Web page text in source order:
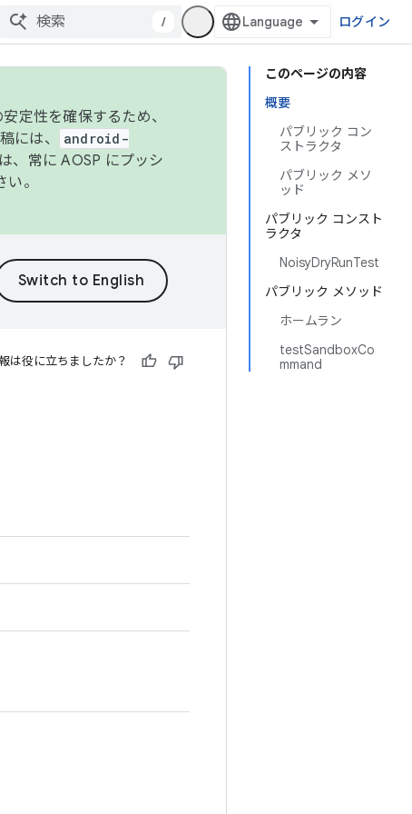
/ ログイン
このページの内容
概要
パブリック コン
ストラクタ
パブリック メソ
ッド
パブリック コンスト
ラクタ
NoisyDryRunTest
パブリック メソッド
ホームラン
testSandboxCo
mmand
定性を確保するため、
には、
android-
、常に AOSP にプッシ
。
は役に立ちましたか？